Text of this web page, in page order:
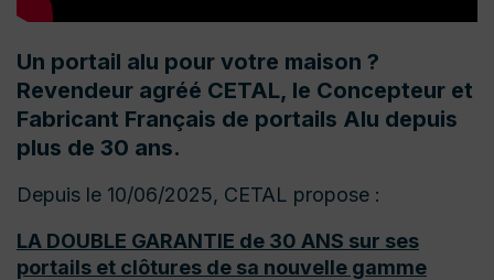
Un portail alu pour votre maison ?
Revendeur agréé CETAL, le Concepteur et
Fabricant Français de portails Alu depuis
plus de 30 ans.
Depuis le 10/06/2025, CETAL propose :
LA DOUBLE GARANTIE de 30 ANS sur ses
portails et clôtures de sa nouvelle gamme